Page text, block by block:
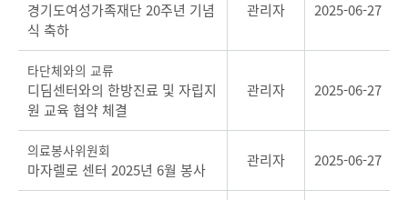
경기도여성가족재단 20주년 기념
식 축하
관리자 2025-06-27
타단체와의 교류
디딤센터와의 한방진료 및 자립지
원 교육 협약 체결
관리자 2025-06-27
의료봉사위원회
마자렐로 센터 2025년 6월 봉사 관리자 2025-06-27